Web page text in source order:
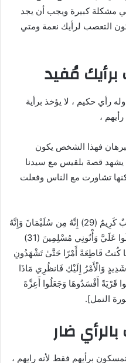
مشكلة كبيرة ويجب أن يجد
التعصب لرأيك نعمة ومتي
مُفيد
رأي حكيم ، لا يؤخذ برأية
،
فهذا الشخص يكون
يشهد قصة بلقيس مع سيدنا
تشاورت مع الناس وفعلت
{ قَالَتْ يَا أَيُّهَا الْمَلَأُ إِنِّي أُلْقِيَ إِلَيَّ كِتَابٌ كَرِيمٌ (29) إِنَّهُ مِن سُلَيْمَانَ وَإِنَّهُ
بِسْمِ اللَّهِ الرَّحْمَٰنِ الرَّحِيمِ (30) أَلَّا تَعْلُوا عَلَيَّ وَأْتُونِي مُسْلِمِينَ (31)
كُنتُ قَاطِعَةً أَمْرًا حَتَّىٰ تَشْهَدُونِ
وَالْأَمْرُ إِلَيْكِ فَانظُرِي مَاذَا
دَخَلُوا قَرْيَةً أَفْسَدُوهَا وَجَعَلُوا أَعِزَّةَ
ضار
برأيهم فقط لأنه رايهم ،